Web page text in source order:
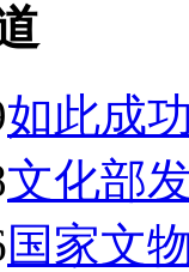
如此成
文化部
国家文